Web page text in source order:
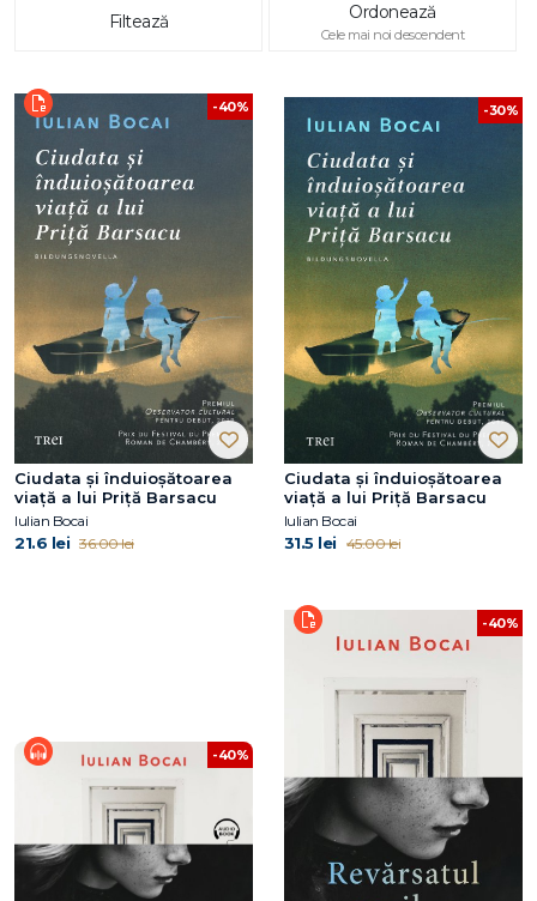
Filtează Ordonează
Cele mai noi descendent
-40%
Ciudata și înduioșătoarea
viață a lui Priță Barsacu
Iulian Bocai
21.6 lei 36.00 lei
-30%
Ciudata și înduioșătoarea
viață a lui Priță Barsacu
Iulian Bocai
31.5 lei 45.00 lei
-40%
-40%